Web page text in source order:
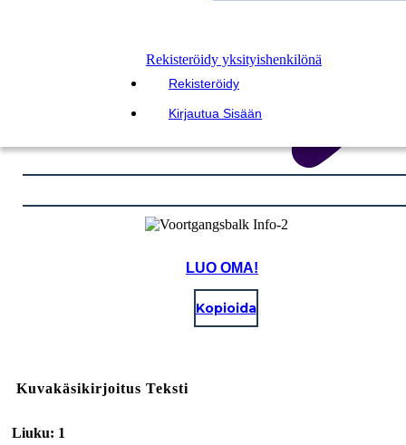
Rekisteröidy yksityishenkilönä
Rekisteröidy
Kirjautua Sisään
LUO OMA!
Kopioida
Kuvakäsikirjoitus Teksti
Liuku: 1